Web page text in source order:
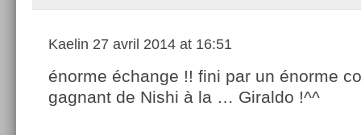
Kaelin 27 avril 2014 at 16:51
énorme échange !! fini par un énorme
gagnant de Nishi à la … Giraldo !^^